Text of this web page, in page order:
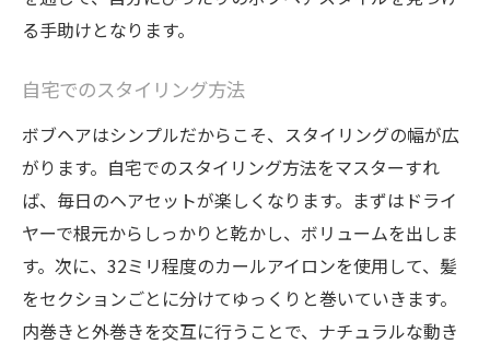
る手助けとなります。
自宅でのスタイリング方法
ボブヘアはシンプルだからこそ、スタイリングの幅が広
がります。自宅でのスタイリング方法をマスターすれ
ば、毎日のヘアセットが楽しくなります。まずはドライ
ヤーで根元からしっかりと乾かし、ボリュームを出しま
す。次に、32ミリ程度のカールアイロンを使用して、髪
をセクションごとに分けてゆっくりと巻いていきます。
内巻きと外巻きを交互に行うことで、ナチュラルな動き